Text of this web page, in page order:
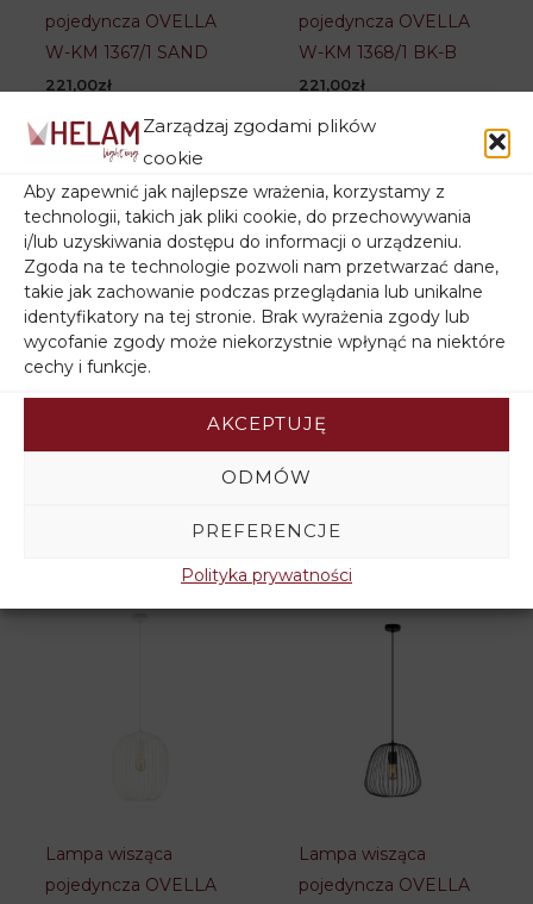
Zarządzaj zgodami plików
cookie
Aby zapewnić jak najlepsze wrażenia, korzystamy z
technologii, takich jak pliki cookie, do przechowywania
i/lub uzyskiwania dostępu do informacji o urządzeniu.
Zgoda na te technologie pozwoli nam przetwarzać dane,
takie jak zachowanie podczas przeglądania lub unikalne
identyfikatory na tej stronie. Brak wyrażenia zgody lub
wycofanie zgody może niekorzystnie wpłynąć na niektóre
cechy i funkcje.
AKCEPTUJĘ
ODMÓW
PREFERENCJE
Polityka prywatności
pojedyncza OVELLA
W-KM 1367/1 SAND
221,00zł
pojedyncza OVELLA
W-KM 1368/1 BK-B
221,00zł
pojedyncza OVELLA
Lampa wisząca
pojedyncza OVELLA
W-KM 1368/1 LMH-B
Lampa wisząca
pojedyncza OVELLA
Lampa wisząca
pojedyncza OVELLA